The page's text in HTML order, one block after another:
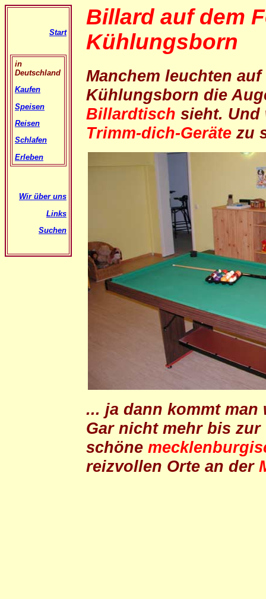
Start
in
Deutschland
Kaufen
Speisen
Reisen
Schlafen
Erleben
Wir über uns
Links
Suchen
Billard auf dem
Kühlungsborn
Manchem leuchten
Kühlungsborn die
Billardtisch sieht. Und
Trimm-dich-Geräte zu
... ja dann kommt
Gar nicht mehr bis zur
schöne
reizvollen Orte an der